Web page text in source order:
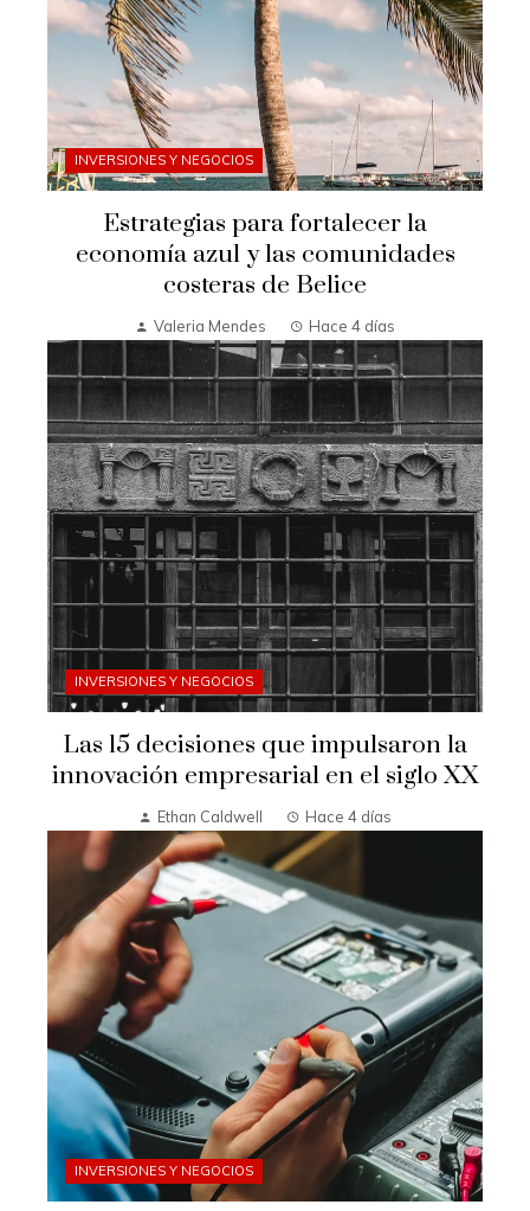
INVERSIONES Y NEGOCIOS
Estrategias para fortalecer la
economía azul y las comunidades
costeras de Belice
Valeria Mendes Hace 4 días
INVERSIONES Y NEGOCIOS
Las 15 decisiones que impulsaron la
innovación empresarial en el siglo XX
Ethan Caldwell Hace 4 días
INVERSIONES Y NEGOCIOS